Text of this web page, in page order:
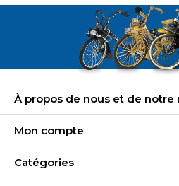
À propos de nous et de notre
Mon compte
Catégories